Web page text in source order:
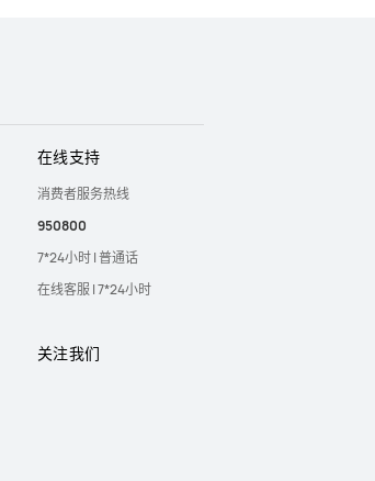
在线支持
消费者服务热线
950800
7*24小时 | 普通话
在线客服 | 7*24小时
关注我们